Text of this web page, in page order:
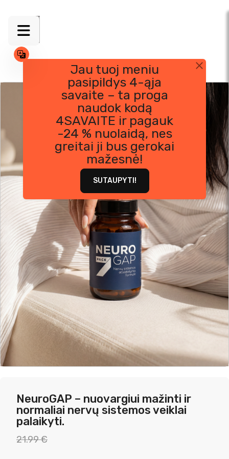
Skip
Jau tuoj meniu
pasipildys 4-ąja
savaite – ta proga
naudok kodą
4SAVAITE ir pagauk
-24 % nuolaidą, nes
greitai ji bus gerokai
mažesnė!
SUTAUPYTI!
NeuroGAP – nuovargiui mažinti ir
normaliai nervų sistemos veiklai
palaikyti.
21.99€